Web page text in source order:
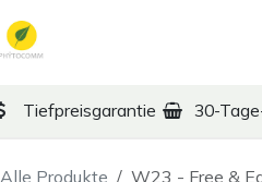
Tiefpreisgarantie 30-
Alle Produkte W23 - Free &